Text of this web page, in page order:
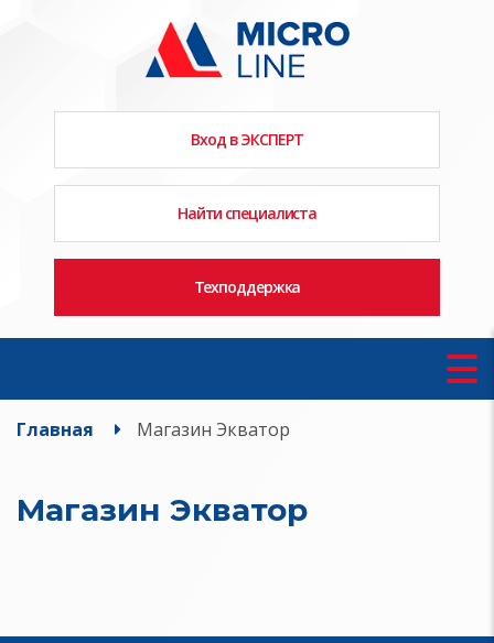
Вход в ЭКСПЕРТ
Найти специалиста
Техподдержка
Главная Магазин Экватор
Магазин Экватор